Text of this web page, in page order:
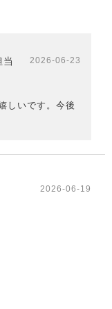
2026-06-23
しいです。今後
2026-06-19